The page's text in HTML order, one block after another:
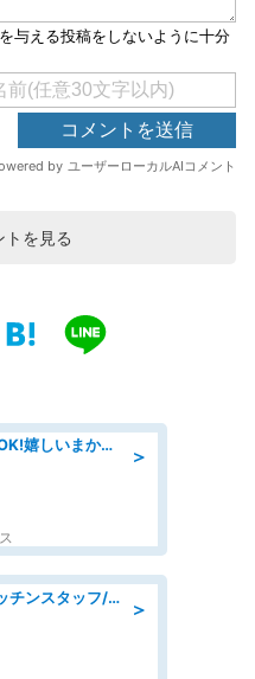
トを見る
＞
ホールスタッフ/週2日～OK!嬉しいまかない付き/岡山県/浅口郡里庄町
＞
日払いOKで即日収入/キッチンスタッフ/デリバリー業務など、自己成長可能な幅広い仕事に挑戦!髪型自由&ピアス・ネイルOK/茨城県/水戸市